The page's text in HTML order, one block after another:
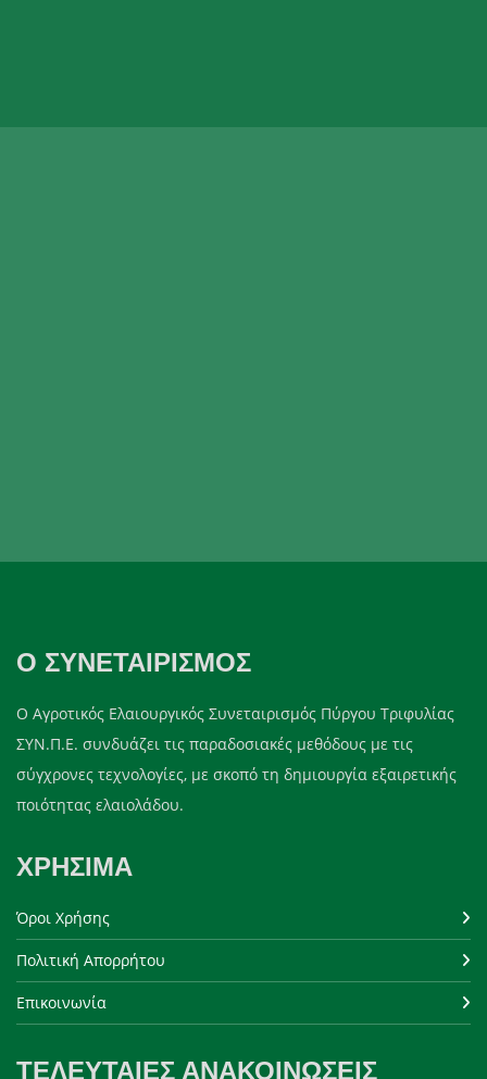
Ο ΣΥΝΕΤΑΙΡΙΣΜΌΣ
Ο Αγροτικός Ελαιουργικός Συνεταιρισμός Πύργου Τριφυλίας
ΣΥΝ.Π.Ε. συνδυάζει τις παραδοσιακές μεθόδους με τις
σύγχρονες τεχνολογίες, με σκοπό τη δημιουργία εξαιρετικής
ποιότητας ελαιολάδου.
ΧΡΉΣΙΜΑ
Όροι Χρήσης
Πολιτική Απορρήτου
Επικοινωνία
ΤΕΛΕΥΤΑΊΕΣ ΑΝΑΚΟΙΝΏΣΕΙΣ